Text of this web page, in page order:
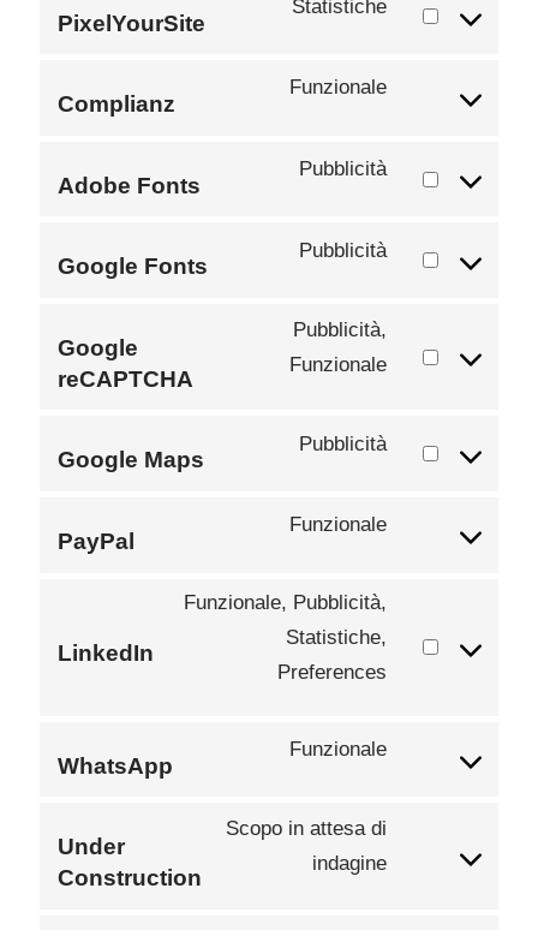
PixelYourSite
Statistiche
Complianz
Funzionale
Adobe Fonts
Pubblicità
Google Fonts
Pubblicità
Google
reCAPTCHA
Pubblicità,
Funzionale
Google Maps
Pubblicità
PayPal
Funzionale
LinkedIn
Funzionale, Pubblicità,
Statistiche,
Preferences
WhatsApp
Funzionale
Under
Construction
Scopo in attesa di
indagine